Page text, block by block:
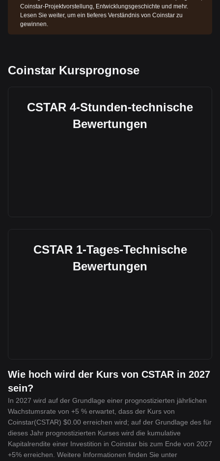
Coinstar-Projektvorstellung, Entwicklungsgeschichte und mehr.
Lesen Sie weiter, um ein tieferes Verständnis von Coinstar zu
gewinnen.
Coinstar Kursprognose
CSTAR 4-Stunden-technische
Bewertungen
CSTAR 1-Tages-Technische
Bewertungen
Wie hoch wird der Kurs von CSTAR in 2027
sein?
In 2027 wird auf der Grundlage einer prognostizierten jährlichen
Wachstumsrate von +5 % erwartet, dass der Kurs von
Coinstar(CSTAR) $0.00 erreichen wird; auf der Grundlage des für
dieses Jahr prognostizierten Kurses wird die kumulative
Kapitalrendite einer Investition in Coinstar bis zum Ende von 2027
+5% erreichen. Weitere Informationen finden Sie unter